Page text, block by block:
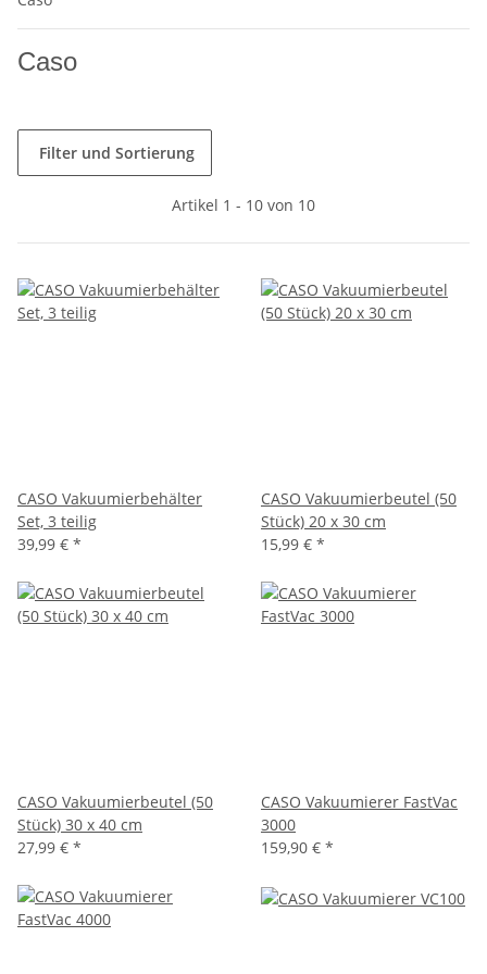
Caso
Filter und Sortierung
Artikel 1 - 10 von 10
CASO Vakuumierbehälter
Set, 3 teilig
39,99 € *
CASO Vakuumierbeutel (50
Stück) 20 x 30 cm
15,99 € *
CASO Vakuumierbeutel (50
Stück) 30 x 40 cm
27,99 € *
CASO Vakuumierer FastVac
3000
159,90 € *